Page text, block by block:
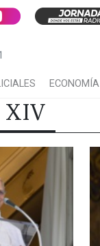
ECONOMÍA
XIV